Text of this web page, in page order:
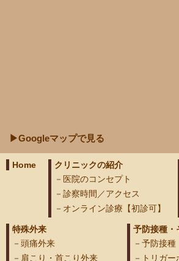
▶Googleマップで見る
Home
クリニックの紹介
医院のコンセプト
診察時間／アクセス
オンライン診療【初診可】
特殊外来
頭痛外来
肩こり・首こり外来
予防接種・
予防接種
トリガ